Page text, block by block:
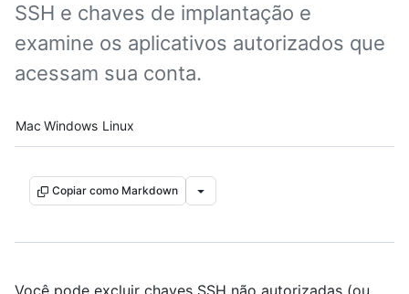
SSH e chaves de implantação e
examine os aplicativos autorizados que
acessam sua conta.
Platform navigation
Mac Windows Linux
Copiar como Markdown
Você pode excluir chaves SSH não autorizadas (ou